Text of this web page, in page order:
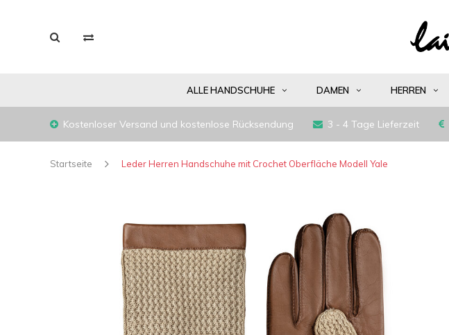
ALLE HANDSCHUHE DAMEN HERREN
Kostenloser Versand und kostenlose Rücksendung 3 - 4 Tage Lieferzeit
Startseite Leder Herren Handschuhe mit Crochet Oberfläche Modell Yale